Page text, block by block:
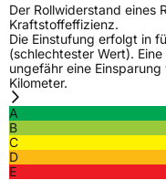
Der Rollwiderstand eines
Kraftstoffeffizienz.
Die Einstufung erfolgt in
(schlechtester Wert).
ungefähr eine
Kilometer.
A
B
C
D
E